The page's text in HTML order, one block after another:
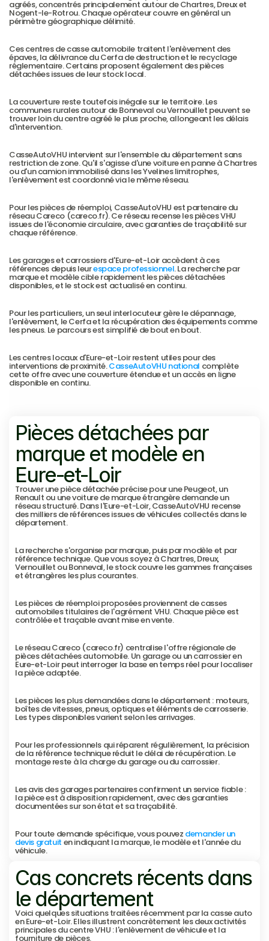
agréés, concentrés principalement autour de Chartres, Dreux et
Nogent-le-Rotrou. Chaque opérateur couvre en général un
périmètre géographique délimité.
Ces centres de casse automobile traitent l'enlèvement des
épaves, la délivrance du Cerfa de destruction et le recyclage
réglementaire. Certains proposent également des pièces
détachées issues de leur stock local.
La couverture reste toutefois inégale sur le territoire. Les
communes rurales autour de Bonneval ou Vernouillet peuvent se
trouver loin du centre agréé le plus proche, allongeant les délais
d'intervention.
CasseAutoVHU intervient sur l'ensemble du département sans
restriction de zone. Qu'il s'agisse d'une voiture en panne à Chartres
ou d'un camion immobilisé dans les Yvelines limitrophes,
l'enlèvement est coordonné via le même réseau.
Pour les pièces de réemploi, CasseAutoVHU est partenaire du
réseau Careco (careco.fr). Ce réseau recense les pièces VHU
issues de l'économie circulaire, avec garanties de traçabilité sur
chaque référence.
Les garages et carrossiers d'Eure-et-Loir accèdent à ces
références depuis leur espace professionnel. La recherche par
marque et modèle cible rapidement les pièces détachées
disponibles, et le stock est actualisé en continu.
Pour les particuliers, un seul interlocuteur gère le dépannage,
l'enlèvement, le Cerfa et la récupération des équipements comme
les pneus. Le parcours est simplifié de bout en bout.
Les centres locaux d'Eure-et-Loir restent utiles pour des
interventions de proximité. CasseAutoVHU national complète
cette offre avec une couverture étendue et un accès en ligne
disponible en continu.
Pièces détachées par
marque et modèle en
Eure-et-Loir
Trouver une pièce détachée précise pour une Peugeot, un
Renault ou une voiture de marque étrangère demande un
réseau structuré. Dans l'Eure-et-Loir, CasseAutoVHU recense
des milliers de références issues de véhicules collectés dans le
département.
La recherche s'organise par marque, puis par modèle et par
référence technique. Que vous soyez à Chartres, Dreux,
Vernouillet ou Bonneval, le stock couvre les gammes françaises
et étrangères les plus courantes.
Les pièces de réemploi proposées proviennent de casses
automobiles titulaires de l'agrément VHU. Chaque pièce est
contrôlée et traçable avant mise en vente.
Le réseau Careco (careco.fr) centralise l'offre régionale de
pièces détachées automobile. Un garage ou un carrossier en
Eure-et-Loir peut interroger la base en temps réel pour localiser
la pièce adaptée.
Les pièces les plus demandées dans le département : moteurs,
boîtes de vitesses, pneus, optiques et éléments de carrosserie.
Les types disponibles varient selon les arrivages.
Pour les professionnels qui réparent régulièrement, la précision
de la référence technique réduit le délai de récupération. Le
montage reste à la charge du garage ou du carrossier.
Les avis des garages partenaires confirment un service fiable :
la pièce est à disposition rapidement, avec des garanties
documentées sur son état et sa traçabilité.
Pour toute demande spécifique, vous pouvez demander un
devis gratuit en indiquant la marque, le modèle et l'année du
véhicule.
Cas concrets récents dans
le département
Voici quelques situations traitées récemment par la casse auto
en Eure-et-Loir. Elles illustrent concrètement les deux activités
principales du centre VHU : l'enlèvement de véhicule et la
fourniture de pièces.